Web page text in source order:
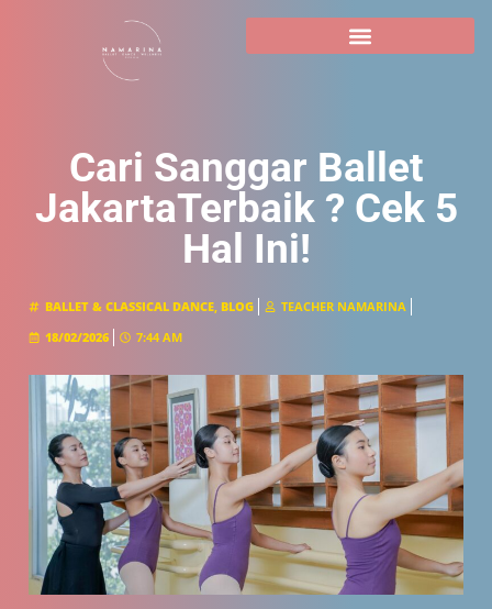
Cari Sanggar Ballet
JakartaTerbaik ? Cek 5
Hal Ini!
BALLET & CLASSICAL DANCE, BLOG
TEACHER NAMARINA
18/02/2026
7:44 AM